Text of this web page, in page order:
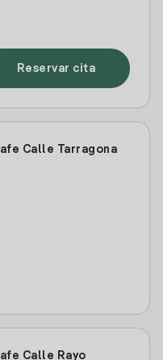
Reservar cita
Calle Tarragona
Calle Rayo